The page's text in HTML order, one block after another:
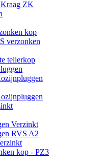
Kraag ZK
kop
verzonken
tellerkop
Verzinkt
RVS A2
kop - PZ3